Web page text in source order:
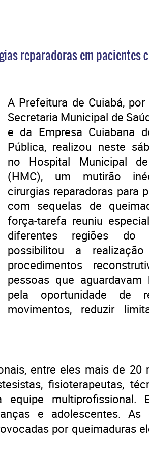
reparadoras em pacientes
A Prefeitura de Cuiabá,
Secretaria Municipal de
e da Empresa Cuiabana
Pública, realizou neste
no Hospital Municipal
(HMC), um mutirão
cirurgias reparadoras para
com sequelas de
força-tarefa reuniu
diferentes regiões
possibilitou a
procedimentos
pessoas que aguardavam
pela oportunidade de
movimentos, reduzir
entre eles mais de 20
fisioterapeutas,
equipe multiprofissional.
e adolescentes. As
por queimaduras